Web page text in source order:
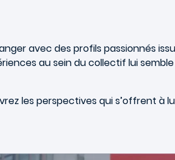
avec des profils passionnés
au sein du collectif lui
les perspectives qui s’offrent à